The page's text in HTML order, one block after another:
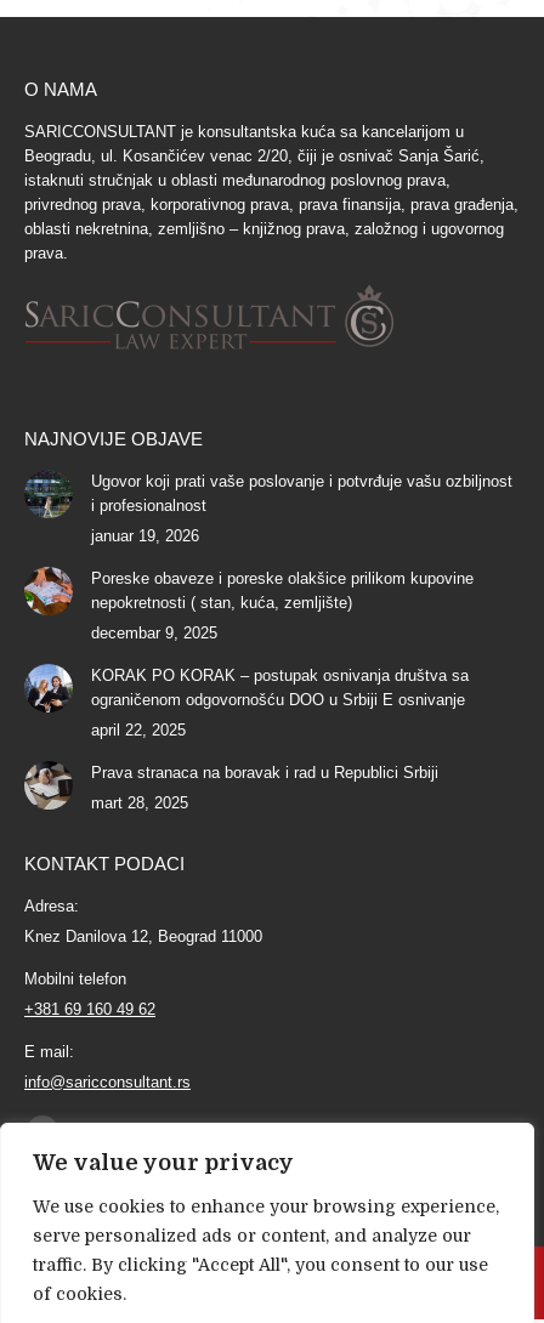
We value your privacy
We use cookies to enhance your browsing experience,
serve personalized ads or content, and analyze our
traffic. By clicking "Accept All", you consent to our use
of cookies.
O NAMA
SARICCONSULTANT je konsultantska kuća sa kancelarijom u
Beogradu, ul. Kosančićev venac 2/20, čiji je osnivač Sanja Šarić,
istaknuti stručnjak u oblasti međunarodnog poslovnog prava,
privrednog prava, korporativnog prava, prava finansija, prava građenja,
oblasti nekretnina, zemljišno – knjižnog prava, založnog i ugovornog
prava.
NAJNOVIJE OBJAVE
Ugovor koji prati vaše poslovanje i potvrđuje vašu ozbiljnost
i profesionalnost
januar 19, 2026
Poreske obaveze i poreske olakšice prilikom kupovine
nepokretnosti ( stan, kuća, zemljište)
decembar 9, 2025
KORAK PO KORAK – postupak osnivanja društva sa
ograničenom odgovornošću DOO u Srbiji E osnivanje
april 22, 2025
Prava stranaca na boravak i rad u Republici Srbiji
mart 28, 2025
KONTAKT PODACI
Adresa:
Knez Danilova 12, Beograd 11000
Mobilni telefon
+381 69 160 49 62
E mail:
info@saricconsultant.rs
Find us on:
page
opens
in
new
window
SEO - Optimizacija sajta| Powered ByGroove.rs|Web marketing